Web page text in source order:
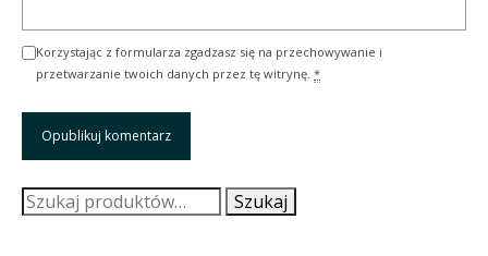
Korzystając z formularza zgadzasz się na przechowywanie i
przetwarzanie twoich danych przez tę witrynę. *
Szukaj: Szukaj